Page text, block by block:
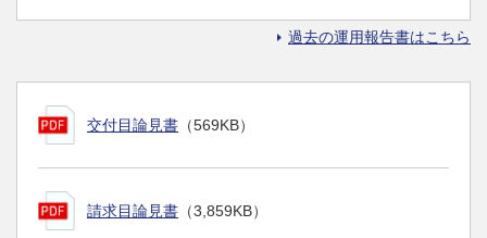
過去の運用報告書はこちら
交付目論見書 （569KB）
請求目論見書 （3,859KB）